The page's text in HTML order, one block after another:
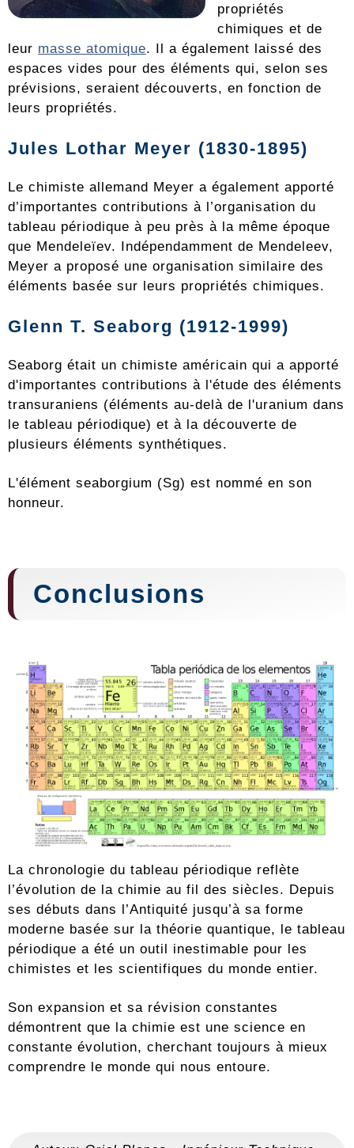
propriétés
chimiques et de
leur masse atomique. Il a également laissé des
espaces vides pour des éléments qui, selon ses
prévisions, seraient découverts, en fonction de
leurs propriétés.
Jules Lothar Meyer (1830-1895)
Le chimiste allemand Meyer a également apporté
d’importantes contributions à l’organisation du
tableau périodique à peu près à la même époque
que Mendeleïev. Indépendamment de Mendeleev,
Meyer a proposé une organisation similaire des
éléments basée sur leurs propriétés chimiques.
Glenn T. Seaborg (1912-1999)
Seaborg était un chimiste américain qui a apporté
d'importantes contributions à l'étude des éléments
transuraniens (éléments au-delà de l'uranium dans
le tableau périodique) et à la découverte de
plusieurs éléments synthétiques.
L'élément seaborgium (Sg) est nommé en son
honneur.
Conclusions
La chronologie du tableau périodique reflète
l’évolution de la chimie au fil des siècles. Depuis
ses débuts dans l’Antiquité jusqu’à sa forme
moderne basée sur la théorie quantique, le tableau
périodique a été un outil inestimable pour les
chimistes et les scientifiques du monde entier.
Son expansion et sa révision constantes
démontrent que la chimie est une science en
constante évolution, cherchant toujours à mieux
comprendre le monde qui nous entoure.